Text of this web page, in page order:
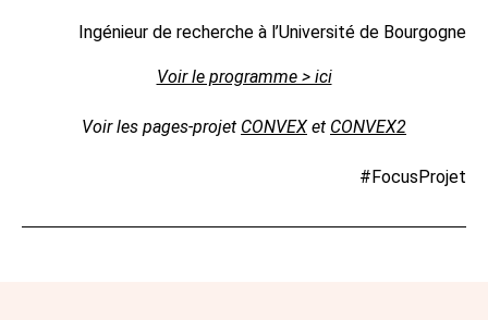
Ingénieur de recherche à l’Université de Bourgogne
Voir le programme > ici
Voir les pages-projet CONVEX et CONVEX2
#FocusProjet